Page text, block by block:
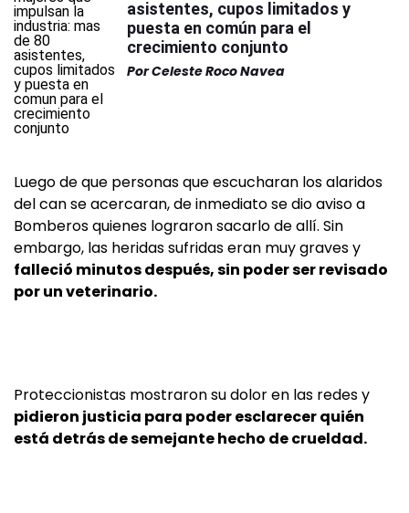
asistentes, cupos limitados y
puesta en común para el
crecimiento conjunto
PorCeleste Roco Navea
Luego de que personas que escucharan los alaridos
del can se acercaran, de inmediato se dio aviso a
Bomberos quienes lograron sacarlo de allí. Sin
embargo, las heridas sufridas eran muy graves y
falleció minutos después, sin poder ser revisado
por un veterinario.
Proteccionistas mostraron su dolor en las redes y
pidieron justicia para poder esclarecer quién
está detrás de semejante hecho de crueldad.